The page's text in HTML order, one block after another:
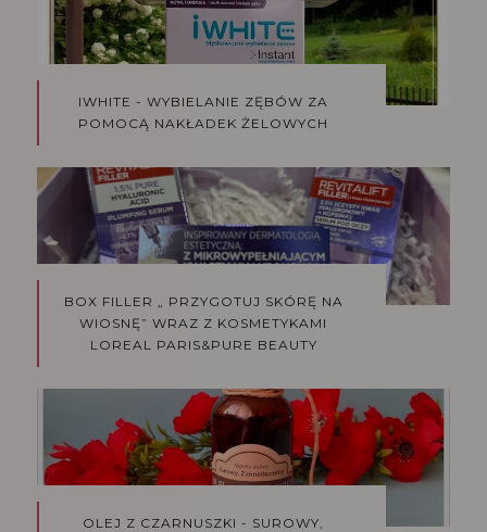
IWHITE - WYBIELANIE ZĘBÓW ZA
POMOCĄ NAKŁADEK ŻELOWYCH
BOX FILLER „ PRZYGOTUJ SKÓRĘ NA
WIOSNĘ” WRAZ Z KOSMETYKAMI
LOREAL PARIS&PURE BEAUTY
OLEJ Z CZARNUSZKI - SUROWY,